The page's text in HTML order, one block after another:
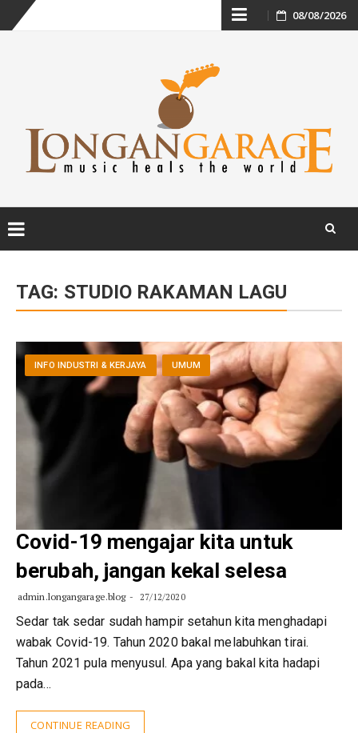
Skip 08/08/2026
content
TAG: STUDIO RAKAMAN LAGU
INFO INDUSTRI & KERJAYA UMUM
Covid-19 mengajar kita untuk
berubah, jangan kekal selesa
admin.longangarage.blog 27/12/2020
Sedar tak sedar sudah hampir setahun kita menghadapi
wabak Covid-19. Tahun 2020 bakal melabuhkan tirai.
Tahun 2021 pula menyusul. Apa yang bakal kita hadapi
pada…
CONTINUE READING